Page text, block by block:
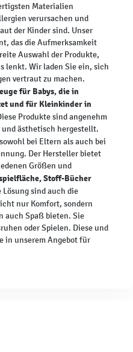
Materialien
verursachen und
der Kinder sind. Unser
das die Aufmerksamkeit
Auswahl der Produkte,
lenkt. Wir laden Sie ein, sich
vertraut zu machen.
für Babys, die in
und für Kleinkinder in
Produkte sind angenehm
ästhetisch hergestellt.
bei Eltern als auch bei
Der Hersteller bietet
Größen und
Stoff-Bücher
Lösung sind auch die
nur Komfort, sondern
auch Spaß bieten. Sie
oder Spielen. Diese und
in unserem Angebot für